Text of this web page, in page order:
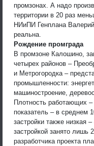
промзонах. А надо
территории в 20 раз
НИиПИ Генплана
реальна.
Рождение промграда
В промзоне Калошино,
четырех районов –
и Метрогородка –
промышленности:
машиностроение,
Плотность работающих –
показатель – в среднем
застройки также низкая
застройкой занято лишь
разработчика проекта